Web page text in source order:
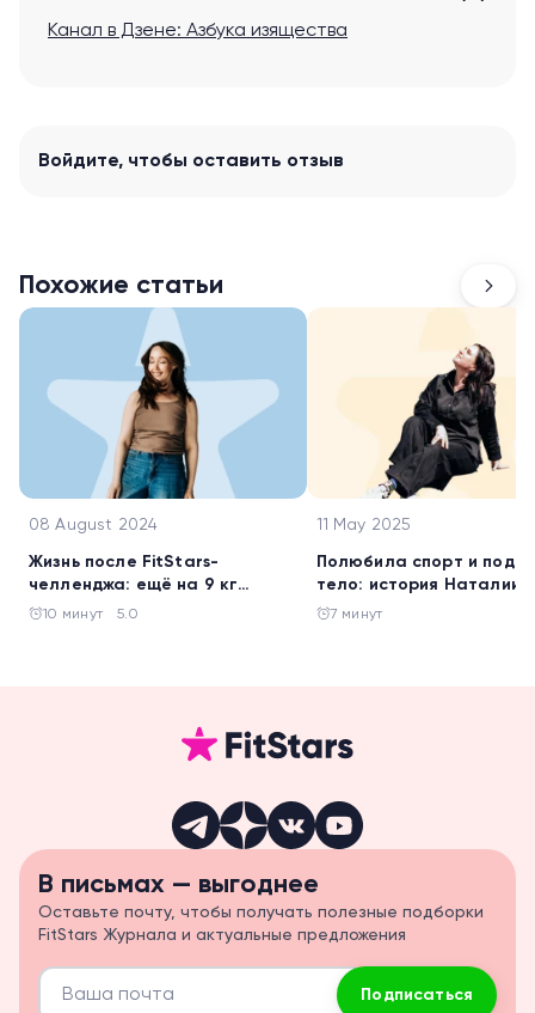
Канал в Дзене: Азбука изящества
Войдите, чтобы оставить отзыв
Похожие статьи
08 August 2024
Жизнь после FitStars-
челленджа: ещё на 9 кг
похудела Галина Жигалова
10 минут 5.0
11 May 2025
Полюбила спорт и
тело: история Наталии
Батаговой
7 минут
В письмах — выгоднее
Оставьте почту, чтобы получать полезные подборки
FitStars Журнала и актуальные предложения
Подписаться